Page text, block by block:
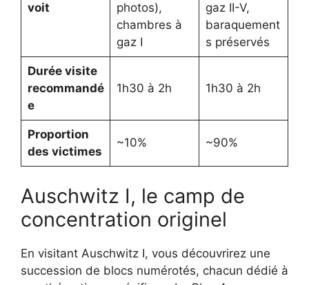
voit
photos),
chambres à
gaz I
gaz II-V,
baraquement
s préservés
Durée visite
recommandé
e
1h30 à 2h 1h30 à 2h
Proportion
des victimes
~10% ~90%
Auschwitz I, le camp de
concentration originel
En visitant Auschwitz I, vous découvrirez une
succession de blocs numérotés, chacun dédié à